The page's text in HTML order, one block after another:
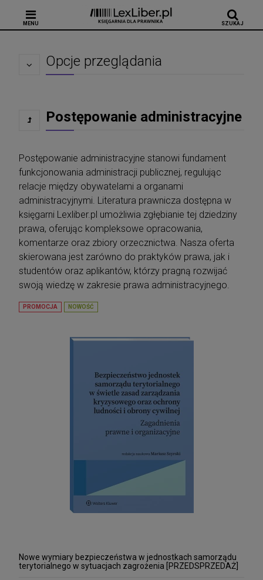
MENU SZUKAJ
Opcje przeglądania
Postępowanie administracyjne
Postępowanie administracyjne stanowi fundament
funkcjonowania administracji publicznej, regulując
relacje między obywatelami a organami
administracyjnymi. Literatura prawnicza dostępna w
księgarni Lexliber.pl umożliwia zgłębianie tej dziedziny
prawa, oferując kompleksowe opracowania,
komentarze oraz zbiory orzecznictwa. Nasza oferta
skierowana jest zarówno do praktyków prawa, jak i
studentów oraz aplikantów, którzy pragną rozwijać
swoją wiedzę w zakresie prawa administracyjnego.
Nowe wymiary bezpieczeństwa w jednostkach samorządu
terytorialnego w sytuacjach zagrożenia [PRZEDSPRZEDAŻ]
PROMOCJA NOWOŚĆ